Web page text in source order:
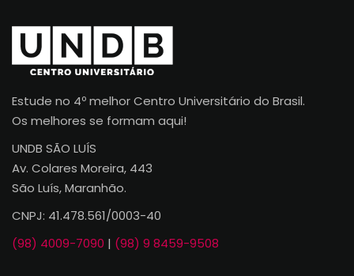
Estude no 4º melhor Centro Universitário do Brasil.
Os melhores se formam aqui!
UNDB SÃO LUÍS
Av. Colares Moreira, 443
São Luís, Maranhão.
CNPJ: 41.478.561/0003-40
(98) 4009-7090 | (98) 9 8459-9508